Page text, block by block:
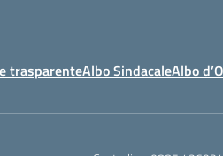
trasparenteAlbo SindacaleAlbo